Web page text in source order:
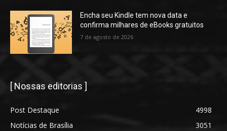
Encha seu Kindle tem nova data e
confirma milhares de eBooks gratuitos
7 de agosto de 2026
[ Nossas editorias ]
Post Destaque
4998
Notícias de Brasília
3051